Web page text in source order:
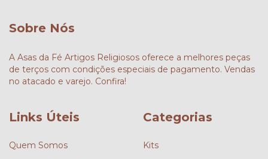
Sobre Nós
A Asas da Fé Artigos Religiosos oferece a melhores peças
de terços com condições especiais de pagamento. Vendas
no atacado e varejo. Confira!
Links Úteis
Quem Somos
Categorias
Kits